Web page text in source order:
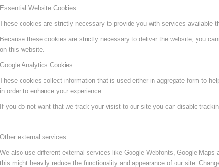
Essential Website Cookies
These cookies are strictly necessary to provide you with services available
Because these cookies are strictly necessary to deliver the website, you
on this website.
Google Analytics Cookies
These cookies collect information that is used either in aggregate form to
in order to enhance your experience.
If you do not want that we track your visist to our site you can disable
Other external services
We also use different external services like Google Webfonts, Google
this might heavily reduce the functionality and appearance of our site.